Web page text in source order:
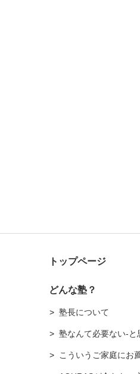
トップページ
どんな塾？
塾長について
塾なんて必要ない-と
こういうご家庭にお